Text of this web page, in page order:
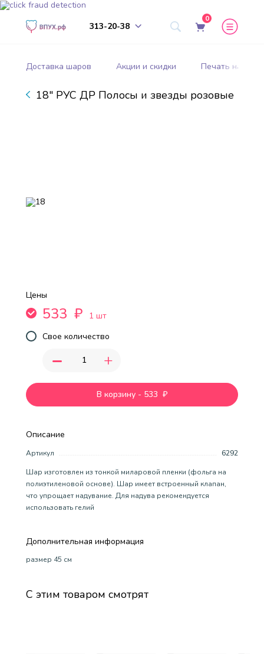
313-20-38
0
Доставка шаров Акции и скидки Печать на
18" РУС ДР Полосы и звезды розовые
Описание
Артикул
6292
Шар изготовлен из тонкой миларовой пленки (фольга на
полиэтиленовой основе). Шар имеет встроенный клапан,
что упрощает надувание. Для надува рекомендуется
использовать гелий
Дополнительная информация
размер 45 см
Цены
533 ₽
1 шт
Свое количество
- +
В корзину - 533 ₽
С этим товаром смотрят